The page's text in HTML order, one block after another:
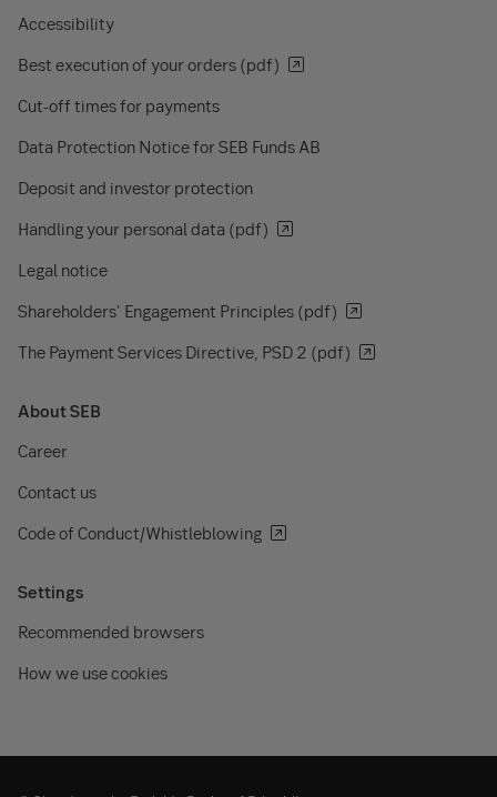
Accessibility
Best execution of your orders (pdf)
Cut-off times for payments
Data Protection Notice for SEB Funds AB
Deposit and investor protection
Handling your personal data (pdf)
Legal notice
Shareholders' Engagement Principles (pdf)
The Payment Services Directive, PSD 2 (pdf)
About SEB
Career
Contact us
Code of Conduct/Whistleblowing
Settings
Recommended browsers
How we use cookies